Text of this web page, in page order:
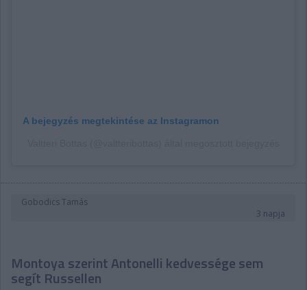
A bejegyzés megtekintése az Instagramon
Gobodics Tamás
3 napja
Montoya szerint Antonelli kedvessége sem
segít Russellen